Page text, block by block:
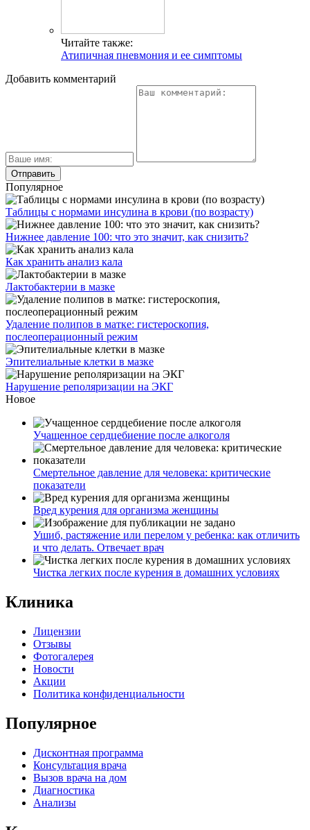
Читайте также:
Атипичная пневмония и ее симптомы
Добавить комментарий
Популярное
Таблицы с нормами инсулина в крови (по возрасту)
Нижнее давление 100: что это значит, как снизить?
Как хранить анализ кала
Лактобактерии в мазке
Удаление полипов в матке: гистероскопия,
послеоперационный режим
Эпителиальные клетки в мазке
Нарушение реполяризации на ЭКГ
Новое
Учащенное сердцебиение после алкоголя
Смертельное давление для человека: критические
показатели
Вред курения для организма женщины
Ушиб, растяжение или перелом у ребенка: как отличить
и что делать. Отвечает врач
Чистка легких после курения в домашних условиях
Клиника
Лицензии
Отзывы
Фотогалерея
Новости
Акции
Политика конфиденциальности
Популярное
Дисконтная программа
Консультация врача
Вызов врача на дом
Диагностика
Анализы